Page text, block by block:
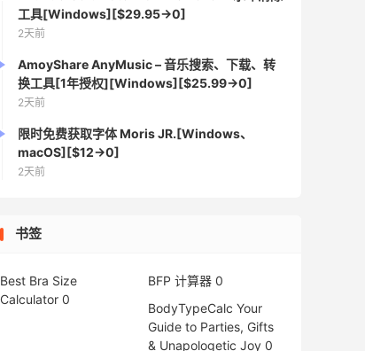
工具[Windows][$29.95→0]
2天前
AmoyShare AnyMusic – 音乐搜索、下载、转
换工具[1年授权][Windows][$25.99→0]
2天前
限时免费获取字体 Moris JR.[Windows、
macOS][$12→0]
2天前
书签
Best Bra Size
Calculator 0
BFP 计算器 0
BodyTypeCalc Your
Guide to Parties, Gifts
& Unapologetic Joy 0